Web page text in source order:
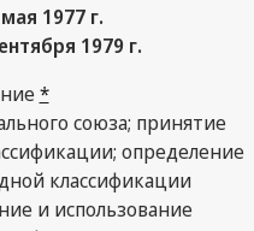
1977 г.
1979 г.
*
союза; принятие
определение
классификации
и использование